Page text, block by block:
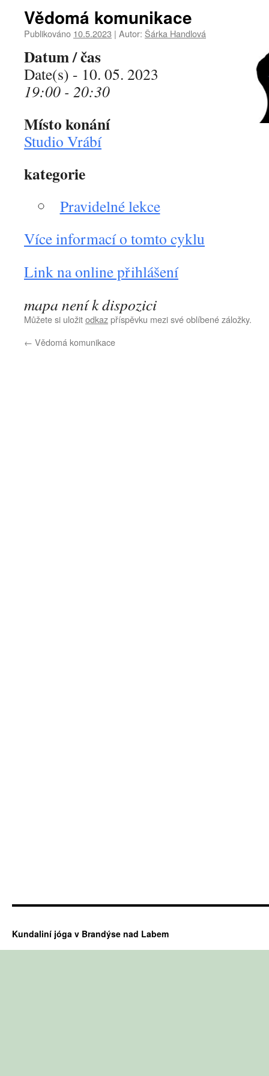
Vědomá komunikace
Publikováno 10.5.2023 | Autor: Šárka Handlová
Datum / čas
Date(s) - 10. 05. 2023
19:00 - 20:30
Místo konání
Studio Vrábí
kategorie
Pravidelné lekce
Více informací o tomto cyklu
Link na online přihlášení
mapa není k dispozici
Můžete si uložitodkazpříspěvku mezi své oblíbené záložky.
← Vědomá komunikace
Kundaliní jóga v Brandýse nad Labem